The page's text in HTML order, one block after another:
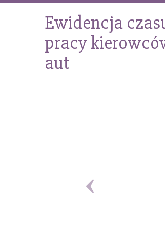
Ewidencja
pracy
aut